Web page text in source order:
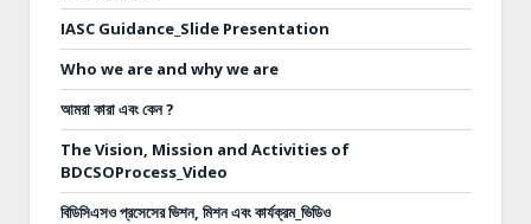
IASC Guidance_Slide Presentation
Who we are and why we are
আমরা কারা এবং কেন ?
The Vision, Mission and Activities of
BDCSOProcess_Video
বিডিসিএসও প্রসেসের ভিশন, মিশন এবং কার্যক্রম_ভিডিও